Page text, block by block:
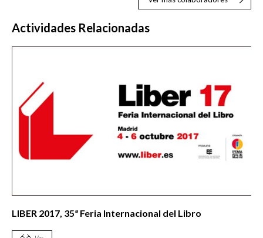
Actividades Relacionadas
LIBER 2017, 35ª Feria Internacional del Libro